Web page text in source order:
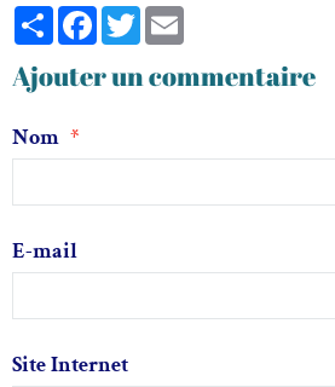
PartagerFacebook
Twitter
Ajouter un commentaire
Nom
E-mail
Site Internet